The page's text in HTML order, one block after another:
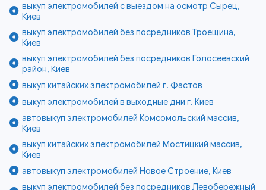
выкуп электромобилей с выездом на осмотр Сырец,
Киев
выкуп электромобилей без посредников Троещина,
Киев
выкуп электромобилей без посредников Голосеевский
район, Киев
выкуп китайских электромобилей г. Фастов
выкуп электромобилей в выходные дни г. Киев
автовыкуп электромобилей Комсомольский массив,
Киев
выкуп китайских электромобилей Мостицкий массив,
Киев
автовыкуп электромобилей Новое Строение, Киев
выкуп электромобилей без посредников Левобережный